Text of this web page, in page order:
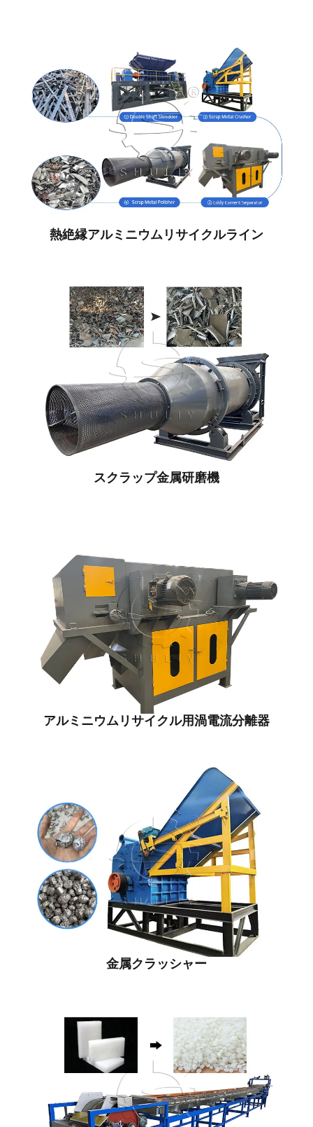
熱絶縁アルミニウムリサイクルライン
スクラップ金属研磨機
アルミニウムリサイクル用渦電流分離器
金属クラッシャー